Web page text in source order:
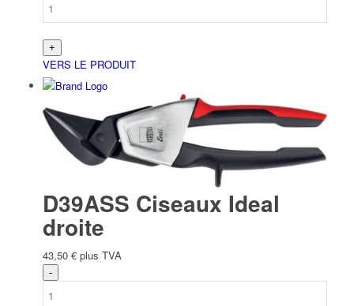
VERS LE PRODUIT
D39ASS Ciseaux Ideal
droite
43,50 € plus TVA